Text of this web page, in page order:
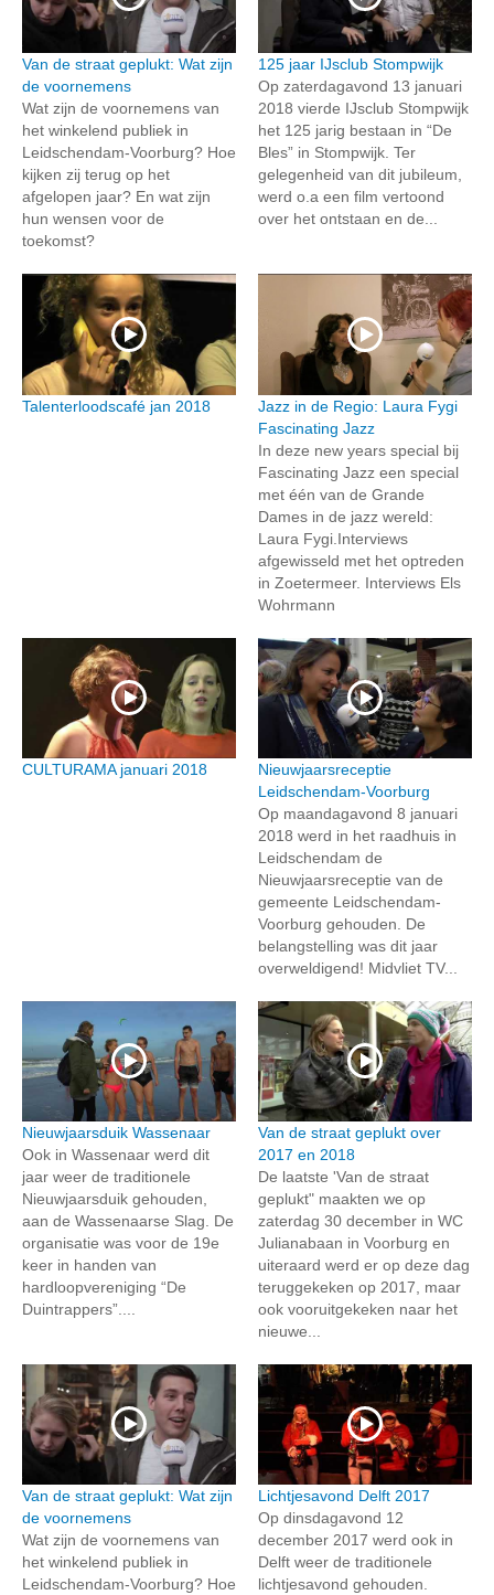
Van de straat geplukt: Wat zijn
de voornemens
Wat zijn de voornemens van
het winkelend publiek in
Leidschendam-Voorburg? Hoe
kijken zij terug op het
afgelopen jaar? En wat zijn
hun wensen voor de
toekomst?
125 jaar IJsclub Stompwijk
Op zaterdagavond 13 januari
2018 vierde IJsclub Stompwijk
het 125 jarig bestaan in “De
Bles” in Stompwijk. Ter
gelegenheid van dit jubileum,
werd o.a een film vertoond
over het ontstaan en de...
Talenterloodscafé jan 2018
Jazz in de Regio: Laura Fygi
Fascinating Jazz
In deze new years special bij
Fascinating Jazz een special
met één van de Grande
Dames in de jazz wereld:
Laura Fygi.Interviews
afgewisseld met het optreden
in Zoetermeer. Interviews Els
Wohrmann
CULTURAMA januari 2018
Nieuwjaarsreceptie
Leidschendam-Voorburg
Op maandagavond 8 januari
2018 werd in het raadhuis in
Leidschendam de
Nieuwjaarsreceptie van de
gemeente Leidschendam-
Voorburg gehouden. De
belangstelling was dit jaar
overweldigend! Midvliet TV...
Nieuwjaarsduik Wassenaar
Ook in Wassenaar werd dit
jaar weer de traditionele
Nieuwjaarsduik gehouden,
aan de Wassenaarse Slag. De
organisatie was voor de 19e
keer in handen van
hardloopvereniging “De
Duintrappers”....
Van de straat geplukt over
2017 en 2018
De laatste 'Van de straat
geplukt" maakten we op
zaterdag 30 december in WC
Julianabaan in Voorburg en
uiteraard werd er op deze dag
teruggekeken op 2017, maar
ook vooruitgekeken naar het
nieuwe...
Van de straat geplukt: Wat zijn
de voornemens
Wat zijn de voornemens van
het winkelend publiek in
Leidschendam-Voorburg? Hoe
Lichtjesavond Delft 2017
Op dinsdagavond 12
december 2017 werd ook in
Delft weer de traditionele
lichtjesavond gehouden.